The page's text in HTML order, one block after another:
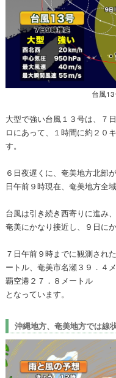
台風
大型で強い台風１３号は、７
ロにあって、１時間に約２０
す。
６日夜遅くに、奄美地方北部
日午前９時現在、奄美地方全
台風は引き続き西寄りに進み
奄美にかなり接近し、９日に
７日午前９時までに観測され
ートル、奄美市名瀬３９．４
覇空港２７．８メートル
となっています。
沖縄地方、奄美地方では